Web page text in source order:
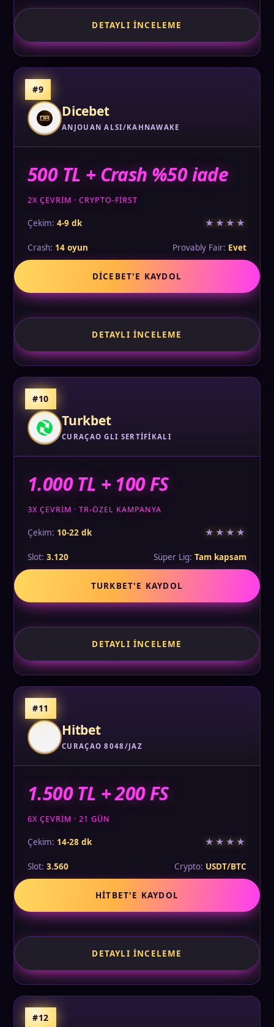
DETAYLI İNCELEME
#9
Dicebet
ANJOUAN ALSI/KAHNAWAKE
500 TL + Crash %50 iade
2X ÇEVRIM · CRYPTO-FIRST
Çekim: 4-9 dk ★★★★
Crash: 14 oyun Provably Fair: Evet
DICEBET'E KAYDOL
DETAYLI İNCELEME
#10
Turkbet
CURAÇAO GLI SERTIFIKALI
1.000 TL + 100 FS
3X ÇEVRIM · TR-ÖZEL KAMPANYA
Çekim: 10-22 dk ★★★★
Slot: 3.120 Süper Lig: Tam kapsam
TURKBET'E KAYDOL
DETAYLI İNCELEME
#11
Hitbet
CURAÇAO 8048/JAZ
1.500 TL + 200 FS
6X ÇEVRIM · 21 GÜN
Çekim: 14-28 dk ★★★★
Slot: 3.560 Crypto: USDT/BTC
HITBET'E KAYDOL
DETAYLI İNCELEME
#12